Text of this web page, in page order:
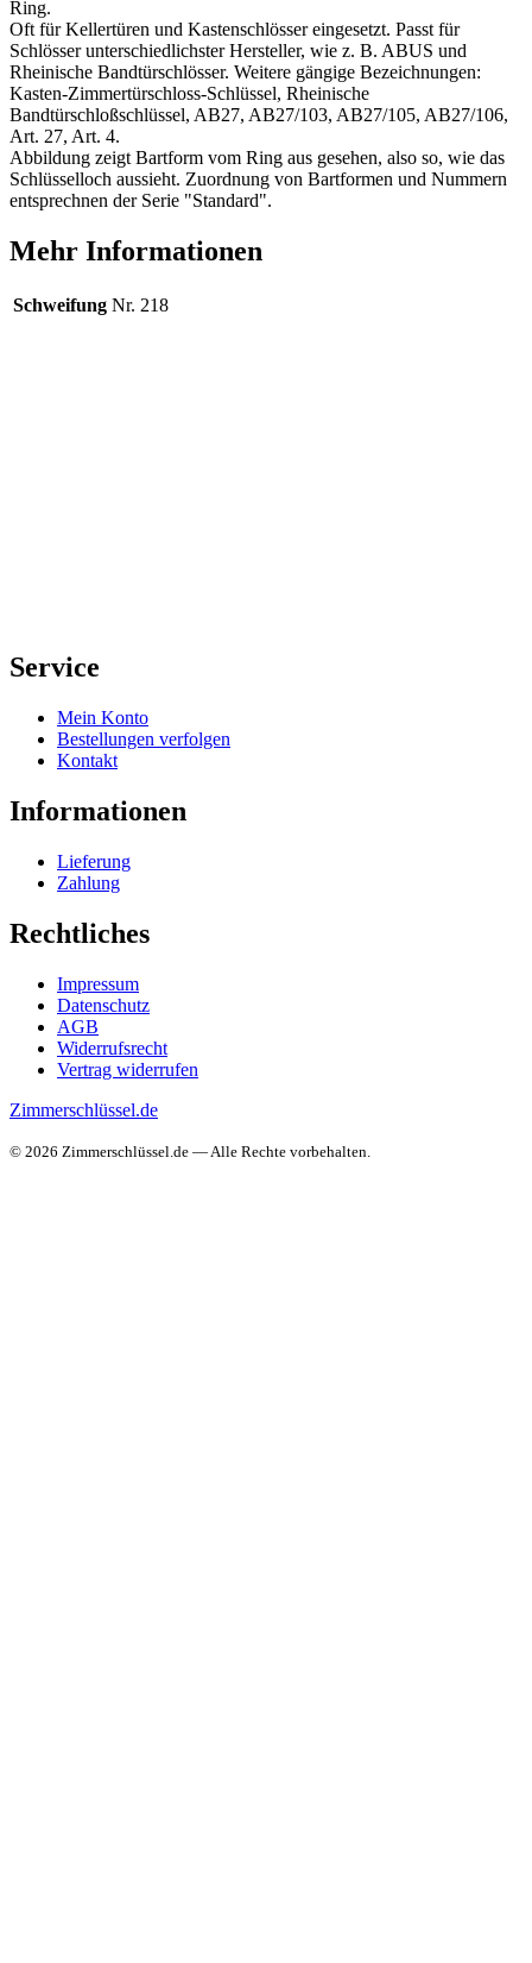
Ring.
Oft für Kellertüren und Kastenschlösser eingesetzt. Passt für
Schlösser unterschiedlichster Hersteller, wie z. B. ABUS und
Rheinische Bandtürschlösser. Weitere gängige Bezeichnungen:
Kasten-Zimmertürschloss-Schlüssel, Rheinische
Bandtürschloßschlüssel, AB27, AB27/103, AB27/105, AB27/106,
Art. 27, Art. 4.
Abbildung zeigt Bartform vom Ring aus gesehen, also so, wie das
Schlüsselloch aussieht. Zuordnung von Bartformen und Nummern
entsprechnen der Serie "Standard".
Mehr Informationen
Schweifung Nr. 218
Service
Mein Konto
Bestellungen verfolgen
Kontakt
Informationen
Lieferung
Zahlung
Rechtliches
Impressum
Datenschutz
AGB
Widerrufsrecht
Vertrag widerrufen
Zimmerschlüssel.de
© 2026 Zimmerschlüssel.de — Alle Rechte vorbehalten.